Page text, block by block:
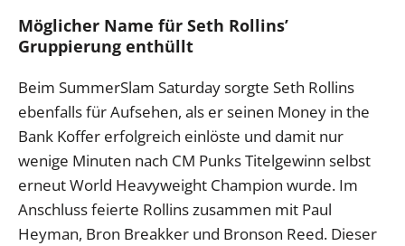
Möglicher Name für Seth Rollins’
Gruppierung enthüllt
Beim SummerSlam Saturday sorgte Seth Rollins
ebenfalls für Aufsehen, als er seinen Money in the
Bank Koffer erfolgreich einlöste und damit nur
wenige Minuten nach CM Punks Titelgewinn selbst
erneut World Heavyweight Champion wurde. Im
Anschluss feierte Rollins zusammen mit Paul
Heyman, Bron Breakker und Bronson Reed. Dieser